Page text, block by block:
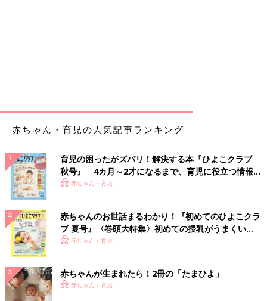
赤ちゃん・育児の人気記事ランキング
育児の困ったがズバリ！解決する本『ひよこクラブ
秋号』 4カ月～2才になるまで、育児に役立つ情報が
いっぱい！
赤ちゃん・育児
赤ちゃんのお世話まるわかり！『初めてのひよこクラ
ブ 夏号』〈巻頭大特集〉初めての授乳がうまくい
く！ おっぱい・ミルクの基本と夏のトラブル 解決テ
赤ちゃん・育児
赤ちゃんが生まれたら！2冊の「たまひよ」
赤ちゃん・育児